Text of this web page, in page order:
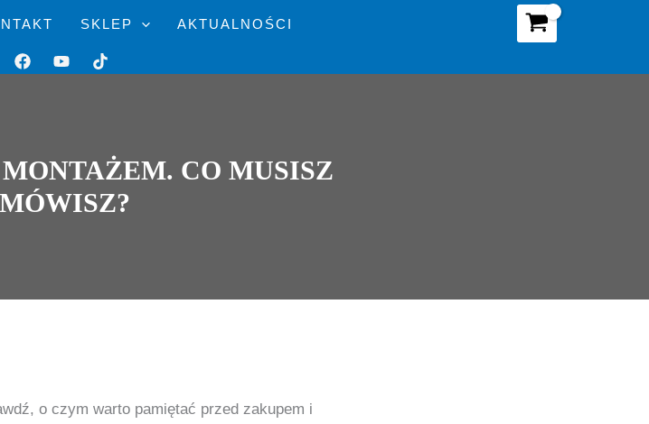
SKLEP AKTUALNOŚCI
CO MUSISZ
o czym warto pamiętać przed zakupem i